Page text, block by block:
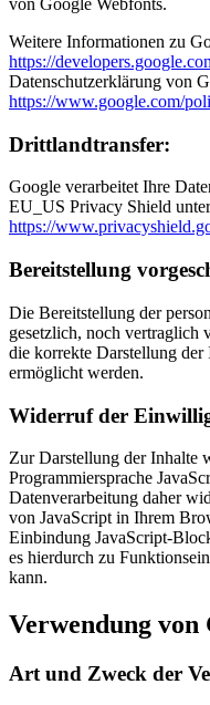
von Google Webfonts.
Weitere Informationen zu
https://
Datenschutzerklärung von
https://www.google.com/
Drittlandtransfer:
Google verarbeitet Ihre
EU_US Privacy Shield
https://
Bereitstellung
Die Bereitstellung der
gesetzlich, noch vertraglich
die korrekte Darstellung
ermöglicht werden.
Widerruf der
Zur Darstellung der Inhalte
Programmiersprache
Datenverarbeitung daher
von JavaScript in Ihrem
Einbindung JavaScript-
es hierdurch zu
kann.
Verwendung von
Art und Zweck der